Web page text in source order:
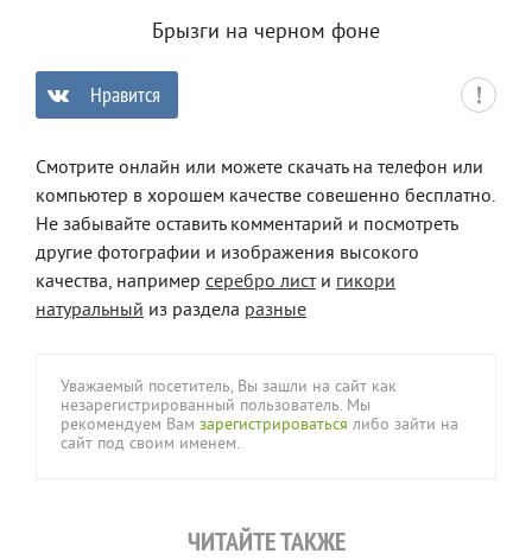
Брызги на черном фоне
Нравится
Смотрите онлайн или можете скачать на телефон или
компьютер в хорошем качестве совешенно бесплатно.
Не забывайте оставить комментарий и посмотреть
другие фотографии и изображения высокого
качества, например серебро листи гикори
натуральный из раздела разные
Уважаемый посетитель, Вы зашли на сайт как
незарегистрированный пользователь. Мы
рекомендуем Вам зарегистрироваться либо зайти на
сайт под своим именем.
ЧИТАЙТЕ ТАКЖЕ